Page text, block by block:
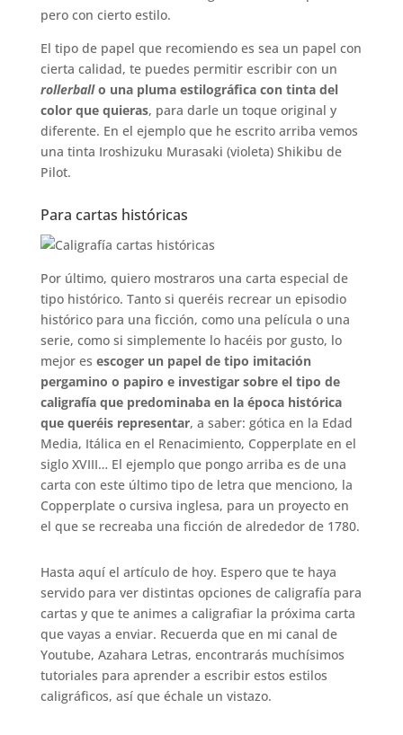
pero con cierto estilo.
El tipo de papel que recomiendo es sea un papel con
cierta calidad, te puedes permitir escribir con un
rollerballo una pluma estilográfica con tinta del
color que quieras, para darle un toque original y
diferente. En el ejemplo que he escrito arriba vemos
una tinta Iroshizuku Murasaki (violeta) Shikibu de
Pilot.
Para cartas históricas
Por último, quiero mostraros una carta especial de
tipo histórico. Tanto si queréis recrear un episodio
histórico para una ficción, como una película o una
serie, como si simplemente lo hacéis por gusto, lo
mejor es escoger un papel de tipo imitación
pergamino o papiro e investigar sobre el tipo de
caligrafía que predominaba en la época histórica
que queréis representar, a saber: gótica en la Edad
Media, Itálica en el Renacimiento, Copperplate en el
siglo XVIII… El ejemplo que pongo arriba es de una
carta con este último tipo de letra que menciono, la
Copperplate o cursiva inglesa, para un proyecto en
el que se recreaba una ficción de alrededor de 1780.
Hasta aquí el artículo de hoy. Espero que te haya
servido para ver distintas opciones de caligrafía para
cartas y que te animes a caligrafiar la próxima carta
que vayas a enviar. Recuerda que en mi canal de
Youtube, Azahara Letras, encontrarás muchísimos
tutoriales para aprender a escribir estos estilos
caligráficos, así que échale un vistazo.